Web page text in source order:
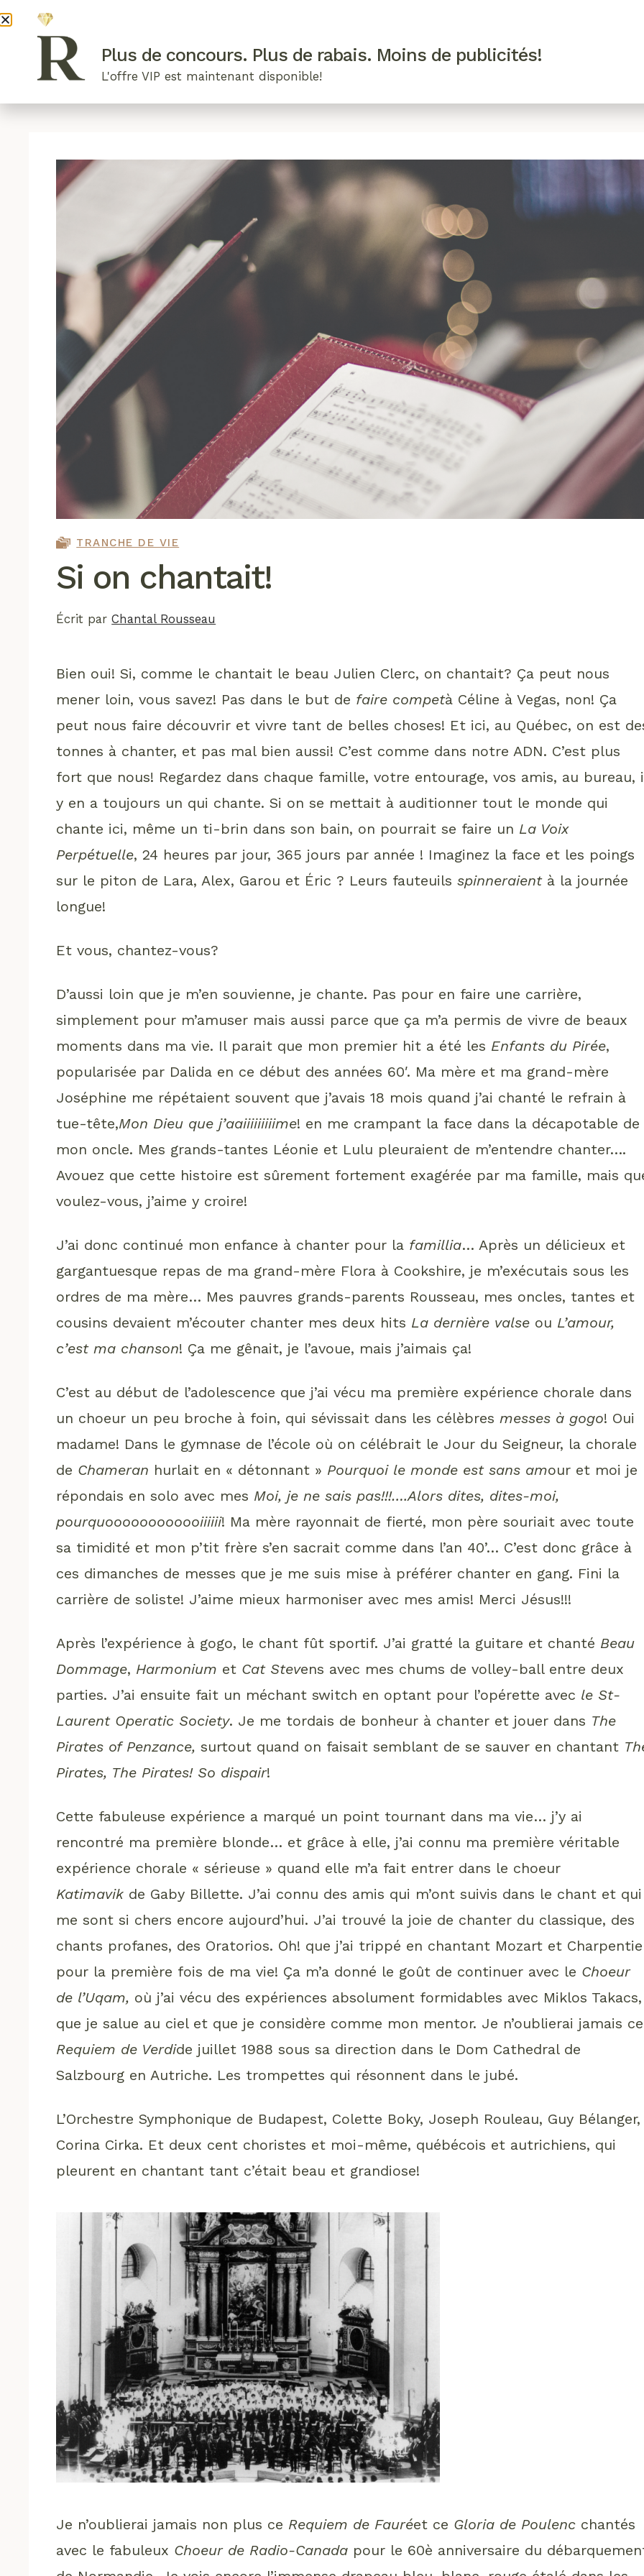
TRANCHE DE VIE
Si on chantait!
Écrit parChantal Rousseau
Bien oui! Si, comme le chantait le beau Julien Clerc, on chantait? Ça peut nous
mener loin, vous savez! Pas dans le but de faire competà Céline à Vegas, non! Ça
peut nous faire découvrir et vivre tant de belles choses! Et ici, au Québec, on est
tonnes à chanter, et pas mal bien aussi! C’est comme dans notre ADN. C’est plus
fort que nous! Regardez dans chaque famille, votre entourage, vos amis, au bureau,
y en a toujours un qui chante. Si on se mettait à auditionner tout le monde qui
chante ici, même un ti-brin dans son bain, on pourrait se faire un La Voix
Perpétuelle, 24 heures par jour, 365 jours par année ! Imaginez la face et les poings
sur le piton de Lara, Alex, Garou et Éric ? Leurs fauteuilsspinneraient à la journée
longue!
Et vous, chantez-vous?
D’aussi loin que je m’en souvienne, je chante. Pas pour en faire une carrière,
simplement pour m’amuser mais aussi parce que ça m’a permis de vivre de beaux
moments dans ma vie. Il parait que mon premier hit a été les Enfants du Pirée,
popularisée par Dalida en ce début des années 60′. Ma mère et ma grand-mère
Joséphine me répétaient souvent que j’avais 18 mois quand j’ai chanté le refrain à
tue-tête,Mon Dieu que j’aaiiiiiiiiime! en me crampant la face dans la décapotable de
mon oncle. Mes grands-tantes Léonie et Lulu pleuraient de m’entendre chanter….
Avouez que cette histoire est sûrement fortement exagérée par ma famille, mais
voulez-vous, j’aime y croire!
J’ai donc continué mon enfance à chanter pour la famillia… Après un délicieux et
gargantuesque repas de ma grand-mère Flora à Cookshire, je m’exécutais sous les
ordres de ma mère… Mes pauvres grands-parents Rousseau, mes oncles, tantes et
cousins devaient m’écouter chanter mes deux hits La dernière valse ou L’amour,
c’est ma chanson! Ça me gênait, je l’avoue, mais j’aimais ça!
C’est au début de l’adolescence que j’ai vécu ma première expérience chorale dans
un choeur un peu broche à foin, qui sévissait dans les célèbres messes à gogo! Oui
madame! Dans le gymnase de l’école où on célébrait le Jour du Seigneur, la chorale
de Chameran hurlait en « détonnant » Pourquoi le monde est sans amour et moi je
répondais en solo avec mes Moi, je ne sais pas!!!….Alors dites, dites-moi,
pourquoooooooooooiiiiii! Ma mère rayonnait de fierté, mon père souriait avec toute
sa timidité et mon p’tit frère s’en sacrait comme dans l’an 40’… C’est donc grâce à
ces dimanches de messes que je me suis mise à préférer chanter en gang. Fini la
carrière de soliste! J’aime mieux harmoniser avec mes amis! Merci Jésus!!!
Après l’expérience à gogo, le chant fût sportif. J’ai gratté la guitare et chanté Beau
Dommage, Harmonium et Cat Stevens avec mes chums de volley-ball entre deux
parties. J’ai ensuite fait un méchant switch en optant pour l’opérette avec le St-
Laurent Operatic Society. Je me tordais de bonheur à chanter et jouer dans The
Pirates of Penzance,surtout quand on faisait semblant de se sauver en chantant
Pirates, The Pirates! So dispair!
Cette fabuleuse expérience a marqué un point tournant dans ma vie… j’y ai
rencontré ma première blonde… et grâce à elle, j’ai connu ma première véritable
expérience chorale « sérieuse » quand elle m’a fait entrer dans le choeur
Katimavik de Gaby Billette. J’ai connu des amis qui m’ont suivis dans le chant et qui
me sont si chers encore aujourd’hui. J’ai trouvé la joie de chanter du classique, des
chants profanes, des Oratorios. Oh! que j’ai trippé en chantant Mozart et
pour la première fois de ma vie! Ça m’a donné le goût de continuer avec le Choeur
de l’Uqam, où j’ai vécu des expériences absolument formidables avec Miklos Takacs,
que je salue au ciel et que je considère comme mon mentor. Je n’oublierai jamais ce
Requiem de Verdide juillet 1988 sous sa direction dans le Dom Cathedral de
Salzbourg en Autriche. Les trompettes qui résonnent dans le jubé.
L’Orchestre Symphonique de Budapest, Colette Boky, Joseph Rouleau, Guy Bélanger,
Corina Cirka. Et deux cent choristes et moi-même, québécois et autrichiens, qui
pleurent en chantant tant c’était beau et grandiose!
Je n’oublierai jamais non plus ce Requiem de Fauréet ce Gloria de Poulenc chantés
avec le fabuleux Choeur de Radio-Canada pour le 60è anniversaire du
Plus de concours. Plus de rabais. Moins de publicités!
L'offre VIP est maintenant disponible!